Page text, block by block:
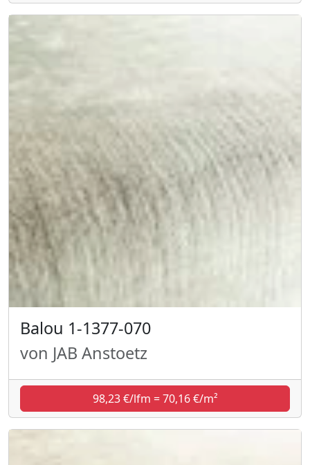
Balou 1-1377-070
von JAB Anstoetz
98,23 €/lfm = 70,16 €/m²